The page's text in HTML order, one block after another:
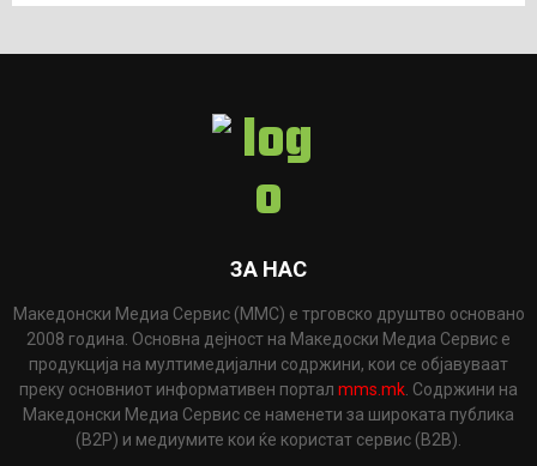
ЗА НАС
Македонски Медиа Сервис (ММС) е трговско друштво основано
2008 година. Основна дејност на Македоски Медиа Сервис е
продукција на мултимедијални содржини, кои се објавуваат
преку основниот информативен портал mms.mk . Содржини на
Македонски Медиа Сервис се наменети за широката публика
(B2P) и медиумите кои ќе користат сервис (B2B).